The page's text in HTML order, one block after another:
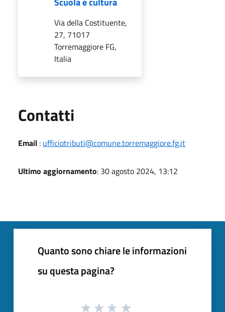
Via della Costituente,
27, 71017
Torremaggiore FG,
Italia
Contatti
Email : ufficiotributi@comune.torremaggiore.fg.it
Ultimo aggiornamento: 30 agosto 2024, 13:12
Quanto sono chiare le informazioni
su questa pagina?